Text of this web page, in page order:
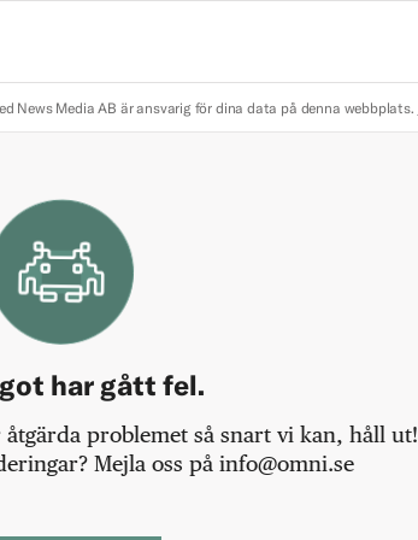
News Media AB är ansvarig för dina data på denna webbplats.
har gått fel.
problemet så snart vi kan, håll ut!
Mejla oss på info@omni.se